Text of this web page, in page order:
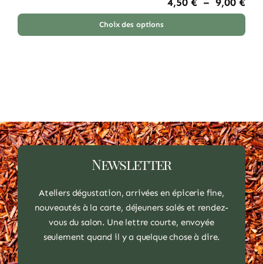
Choix des options
Ce
options
être
sur
la
page
Newsletter
Ateliers dégustation, arrivées en épicerie fine,
nouveautés à la carte, déjeuners salés et rendez-
vous du salon. Une lettre courte, envoyée
seulement quand il y a quelque chose à dire.